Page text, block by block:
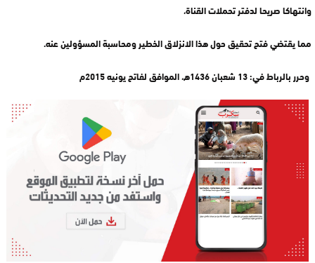
وانتهاكا صريحا لدفتر تحملات القناة،
مما يقتضي فتح تحقيق حول هذا الانزلاق الخطير ومحاسبة المسؤولين عنه.
وحرر بالرباط في: 13 شعبان 1436ه، الموافق لفاتح يونيه 2015م